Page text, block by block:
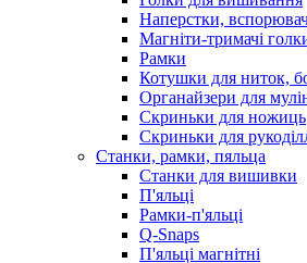
Наперстки,
Магніти-тримачі
Рамки
Котушки для ниток,
Органайзери для
Скриньки для ножиць
Скриньки для
Станки, рамки, пяльца
Станки для вишивки
П'яльці
Рамки-п'яльці
Q-Snaps
П'яльці магнітні